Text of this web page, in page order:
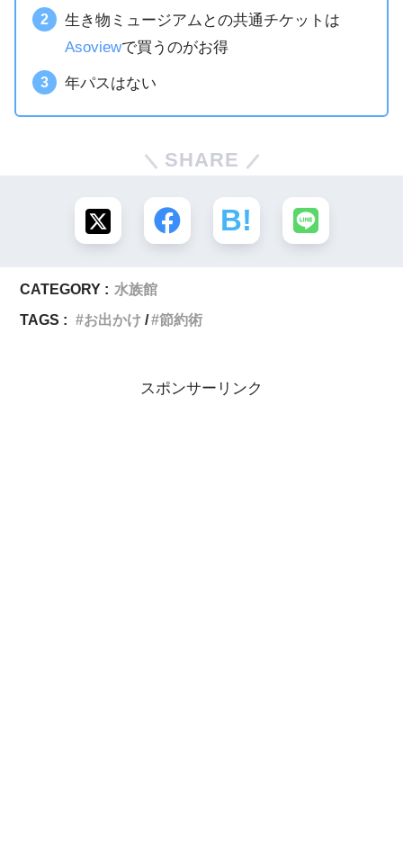
生き物ミュージアムとの共通チケットは
Asoviewで買うのがお得
年パスはない
SHARE
CATEGORY : 水族館
TAGS :
お出かけ 節約術
スポンサーリンク